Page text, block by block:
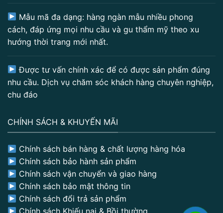
Mẫu mã đa dạng: hàng ngàn mẫu nhiều phong
cách, đáp ứng mọi nhu cầu và gu thẩm mỹ theo xu
hướng thời trang mới nhất.
Được tư vấn chính xác để có được sản phẩm đúng
nhu cầu. Dịch vụ chăm sóc khách hàng chuyên nghiệp,
chu đáo
CHÍNH SÁCH & KHUYẾN MÃI
Chính sách bán hàng & chất lượng hàng hóa
Chính sách bảo hành sản phẩm
Chính sách vận chuyển và giao hàng
Chính sách bảo mật thông tin
Chính sách đổi trả sản phẩm